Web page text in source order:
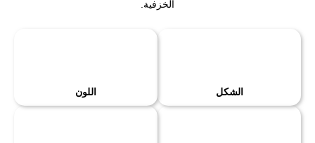
الخزفية.
الشكل اللون